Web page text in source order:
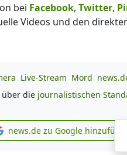
bei Facebook, Twitter,
Videos und den
Live-Stream Mord
über die journalistischen
news.de zu
news.de zu Google